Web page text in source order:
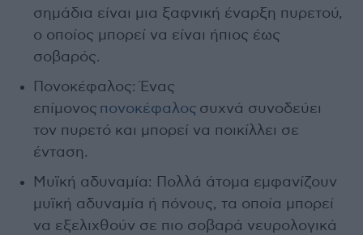
σημάδια είναι μια ξαφνική έναρξη πυρετού,
ο οποίος μπορεί να είναι ήπιος έως
σοβαρός.
Πονοκέφαλος: Ένας
επίμονος πονοκέφαλος συχνά συνοδεύει
τον πυρετό και μπορεί να ποικίλλει σε
ένταση.
Μυϊκή αδυναμία: Πολλά άτομα εμφανίζουν
μυϊκή αδυναμία ή πόνους, τα οποία μπορεί
να εξελιχθούν σε πιο σοβαρά νευρολογικά